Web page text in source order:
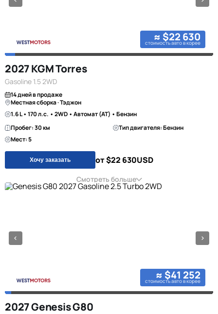
≈ $22 630
стоимость авто в корее
2027 KGM Torres
Gasoline 1.5 2WD
14 дней в продаже
Местная сборка · Тэджон
1.6 L • 170 л.с. • 2WD • Автомат (AT) • Бензин
Пробег: 30 км
Тип двигателя: Бензин
Мест: 5
Хочу заказать от $22 630USD
Смотреть больше
≈ $41 252
стоимость авто в корее
2027 Genesis G80